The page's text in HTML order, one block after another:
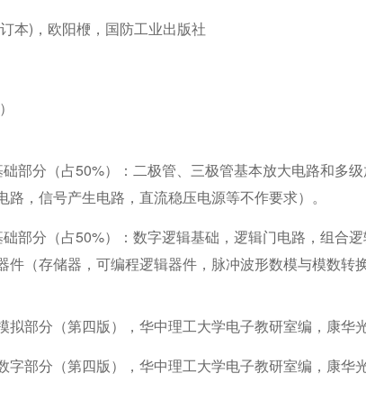
本)，欧阳楩，国防工业出版社
部分（占50%）：二极管、三极管基本放大电路和多
路，信号产生电路，直流稳压电源等不作要求）。
部分（占50%）：数字逻辑基础，逻辑门电路，组合
件（存储器，可编程逻辑器件，脉冲波形数模与模数转
拟部分（第四版），华中理工大学电子教研室编，康华
字部分（第四版），华中理工大学电子教研室编，康华